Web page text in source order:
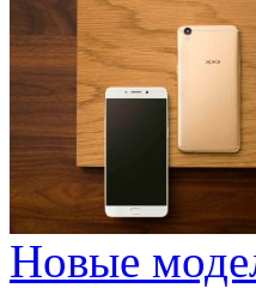
Новые